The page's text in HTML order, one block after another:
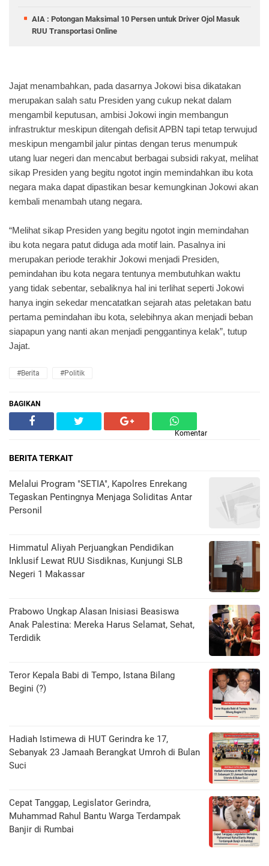
AIA : Potongan Maksimal 10 Persen untuk Driver Ojol Masuk
RUU Transportasi Online
Jajat menambahkan, pada dasarnya Jokowi bisa dikatakan
merupakan salah satu Presiden yang cukup nekat dalam
mengambil keputusan, ambisi Jokowi ingin membangun
infrastruktur meskipun ditengah defisit APBN tapi tetap terwujud
meskipun mengambil jalur pintas dengan terus menumpuk
utang luar negeri dan mencabut berbagai subsidi rakyat, melihat
sikap Presiden yang begitu ngotot ingin memindahkan ibu kota
negara maka dapat dipastikan besar kemungkinan Jokowi akan
kembali menambah utang negara.
“Melihat sikap Presiden yang begitu ngotot ingin memindahan
ibu kota negara patut diduga ada motif lain. Pasalnya ini
merupakan periode terakhir Jokowi menjadi Presiden,
pemindahan ibu kota negara tentunya membutuhkan waktu
yang tidak sebentar, sebaliknya hal ini terlihat seperti Jokowi
hanya ingin sekedar mencatatkan sejarah atas peletakan batu
pertama pemindahan ibu kota, selebihnya akan menjadi beban
siapapun yang nanti akan menjadi penggantinya kelak”, tutup
Jajat.
#Berita #Politik
BAGIKAN
Komentar
BERITA TERKAIT
Melalui Program "SETIA", Kapolres Enrekang
Tegaskan Pentingnya Menjaga Soliditas Antar
Personil
Himmatul Aliyah Perjuangkan Pendidikan
Inklusif Lewat RUU Sisdiknas, Kunjungi SLB
Negeri 1 Makassar
Prabowo Ungkap Alasan Inisiasi Beasiswa
Anak Palestina: Mereka Harus Selamat, Sehat,
Terdidik
Teror Kepala Babi di Tempo, Istana Bilang
Begini (?)
Hadiah Istimewa di HUT Gerindra ke 17,
Sebanyak 23 Jamaah Berangkat Umroh di Bulan
Suci
Cepat Tanggap, Legislator Gerindra,
Muhammad Rahul Bantu Warga Terdampak
Banjir di Rumbai